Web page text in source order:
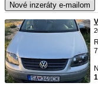
Nové inzeráty e-mailom